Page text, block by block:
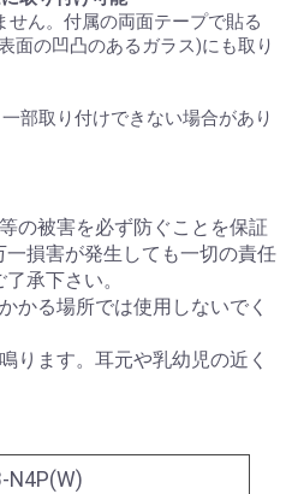
ん。付属の両面テープで貼る
面の凹凸のあるガラス)にも取り
部取り付けできない場合があり
の被害を必ず防ぐことを保証
損害が発生しても一切の責任
承下さい。
かる場所では使用しないでく
ります。耳元や乳幼児の近く
N4P(W)